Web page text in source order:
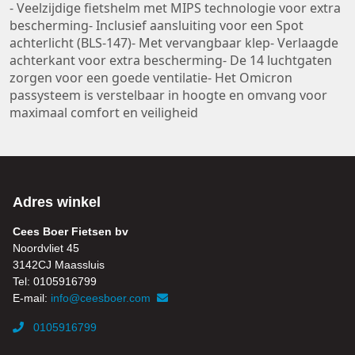
- Veelzijdige fietshelm met MIPS technologie voor extra
bescherming- Inclusief aansluiting voor een Spot
achterlicht (BLS-147)- Met vervangbaar klep- Verlaagde
achterkant voor extra bescherming- De 14 luchtgaten
zorgen voor een goede ventilatie- Het Omicron
passysteem is verstelbaar in hoogte en omvang voor
maximaal comfort en veiligheid
Adres winkel
Cees Boer Fietsen bv
Noordvliet 45
3142CJ Maassluis
Tel: 0105916799
E-mail: info@ceesboer.com
0105916799